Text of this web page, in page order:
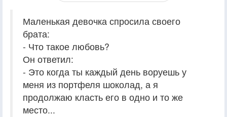
Маленькая девочка спросила своего
брата:
- Что такое любовь?
Он ответил:
- Это когда ты каждый день воруешь у
меня из портфеля шоколад, а я
продолжаю класть его в одно и то же
место...